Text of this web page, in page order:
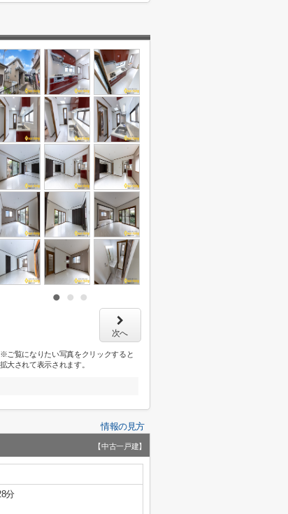
次へ
※ご覧になりたい写真をクリックすると
拡大されて表示されます。
情報の見方
【中古一戸建】
分